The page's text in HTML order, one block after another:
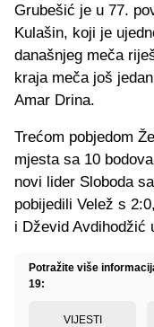
Grubešić je u 77.
Kulašin, koji je
današnjeg meča
kraja meča još
Amar Drina.
Trećom pobjedom
mjesta sa 10
novi lider Sloboda
pobijedili Velež s
i Dževid Avdihodžić
Potražite više
19:
VIJESTI